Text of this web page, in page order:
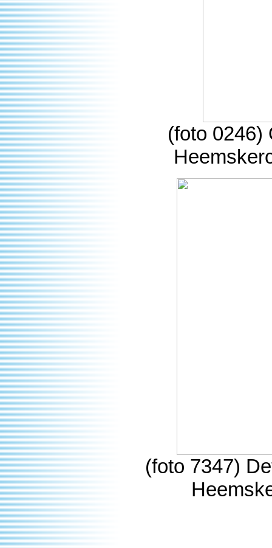
(foto 0246)
(foto 7347)